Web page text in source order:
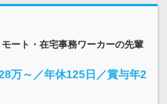
ート・在宅事務ワーカーの先輩
万～／年休125日／賞与年2